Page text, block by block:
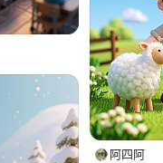
阿四阿